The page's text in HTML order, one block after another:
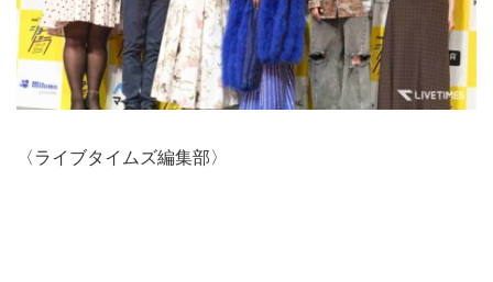
〈ライブタイムズ編集部〉